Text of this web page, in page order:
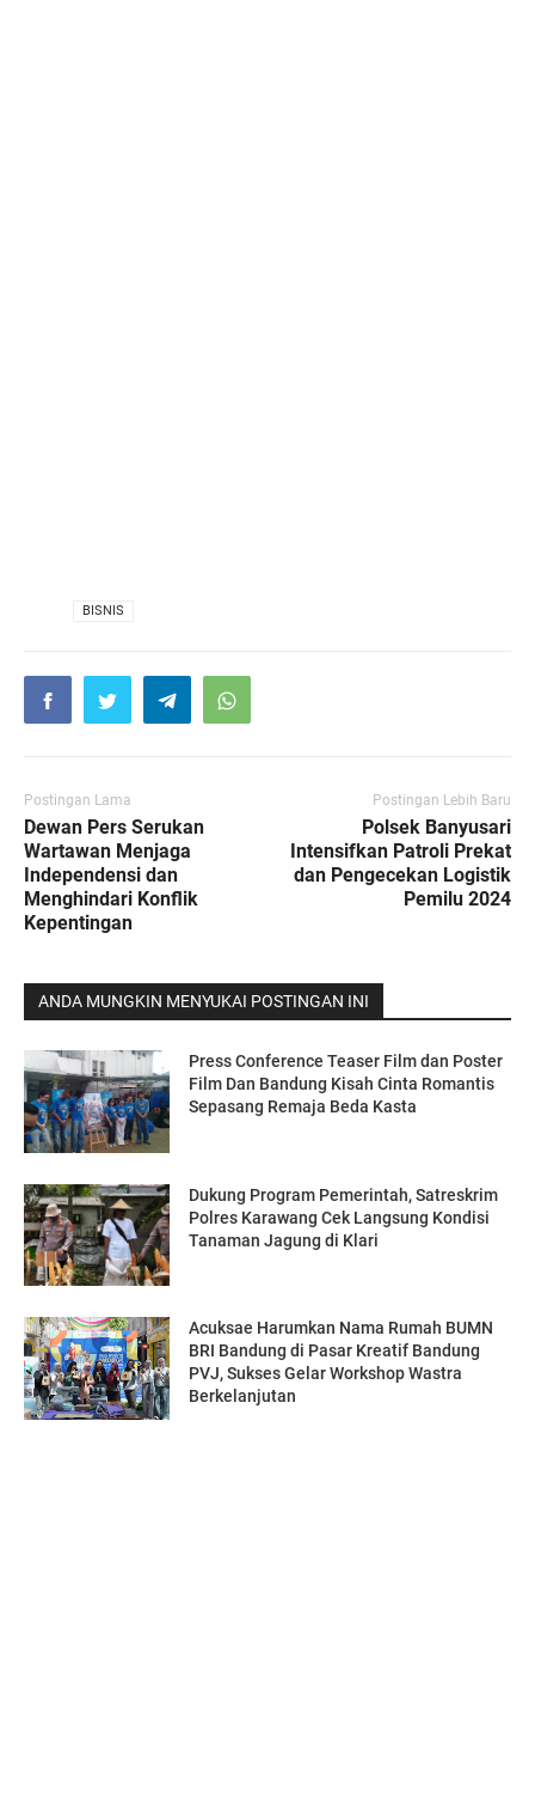
BISNIS
Postingan Lama
Dewan Pers Serukan
Wartawan Menjaga
Independensi dan
Menghindari Konflik
Kepentingan
Postingan Lebih Baru
Polsek Banyusari
Intensifkan Patroli Prekat
dan Pengecekan Logistik
Pemilu 2024
ANDA MUNGKIN MENYUKAI POSTINGAN INI
Press Conference Teaser Film dan Poster
Film Dan Bandung Kisah Cinta Romantis
Sepasang Remaja Beda Kasta
Dukung Program Pemerintah, Satreskrim
Polres Karawang Cek Langsung Kondisi
Tanaman Jagung di Klari
Acuksae Harumkan Nama Rumah BUMN
BRI Bandung di Pasar Kreatif Bandung
PVJ, Sukses Gelar Workshop Wastra
Berkelanjutan